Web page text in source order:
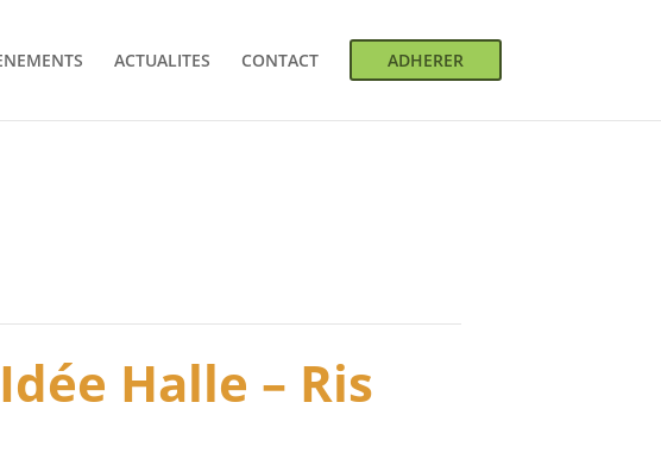
ACTUALITES CONTACT ADHERER
Halle – Ris